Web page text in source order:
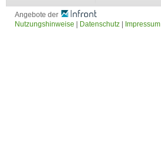
Angebote der
Nutzungshinweise
Datenschutz Impressum